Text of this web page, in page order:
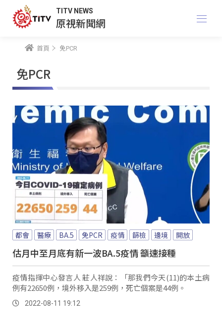
TITV NEWS
原視新聞網
首頁 免PCR
免PCR
都會 醫療 BA.5 免PCR 疫情 篩檢 邊境 開放
估月中至月底有新一波BA.5疫情 籲速接種
疫情指揮中心發言人 莊人祥說：「那我們今天(11)的本土病
例有22650例，境外移入是259例，死亡個案是44例。
2022-08-11 19:12